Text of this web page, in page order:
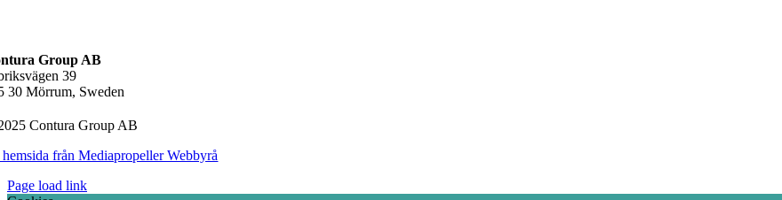
Group AB
39
30 Mörrum, Sweden
Contura Group AB
från Mediapropeller Webbyrå
Page load link